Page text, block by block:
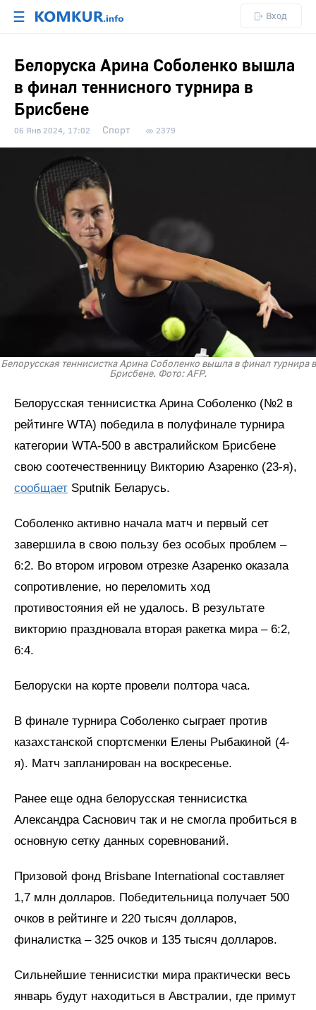
☰ Вход
Белоруска Арина Соболенко вышла
в финал теннисного турнира в
Брисбене
06 Янв 2024, 17:02 Спорт 2379
Белорусская теннисистка Арина Соболенко вышла в финал турнира в
Брисбене. Фото: AFP.
Белорусская теннисистка Арина Соболенко (№2 в
рейтинге WTA) победила в полуфинале турнира
категории WTA-500 в австралийском Брисбене
свою соотечественницу Викторию Азаренко (23-я),
сообщает Sputnik Беларусь.
Соболенко активно начала матч и первый сет
завершила в свою пользу без особых проблем –
6:2. Во втором игровом отрезке Азаренко оказала
сопротивление, но переломить ход
противостояния ей не удалось. В результате
викторию праздновала вторая ракетка мира – 6:2,
6:4.
Белоруски на корте провели полтора часа.
В финале турнира Соболенко сыграет против
казахстанской спортсменки Елены Рыбакиной (4-
я). Матч запланирован на воскресенье.
Ранее еще одна белорусская теннисистка
Александра Саснович так и не смогла пробиться в
основную сетку данных соревнований.
Призовой фонд Brisbane International составляет
1,7 млн долларов. Победительница получает 500
очков в рейтинге и 220 тысяч долларов,
финалистка – 325 очков и 135 тысяч долларов.
Сильнейшие теннисистки мира практически весь
январь будут находиться в Австралии, где примут